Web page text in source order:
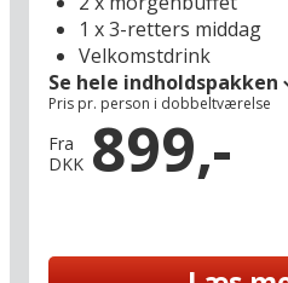
kan dufte det. Oplev det
naturlandskab fra sadlen
tag en runde golf i
flyvetur med hotelværten
propelfly. I Gardels
frem til at smage på alle
specialiteter: altid med
Hotellet ligger desuden
Ditmarsken, som er et af
1 x 3-retters middag
Velkomstdrink
Se hele indholdspakken
Pris pr. person i dobbeltværelse
Fra
DKK 899,-